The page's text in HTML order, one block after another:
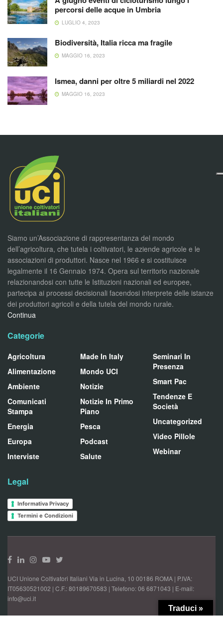
percorsi delle acque in Umbria
LUGLIO 4, 2023
Biodiversità, Italia ricca ma fragile
MAGGIO 16, 2023
Ismea, danni per oltre 5 miliardi nel 2022
MAGGIO 16, 2023
Siamo un’Associazione di rappresentanza del mondo
dell’agricoltura, che tutela i coltivatori, le aziende agricole e le
associazioni di produttori. Nasce nel 1966 e si costituisce
legalmente il 16 Gennaio 1974. Opera sul territorio nazionale
relazionandosi con tutte le Istituzioni nazionali ed europee,
partecipa ai processi decisionali facendosi interprete delle istanze
dei produttori agricoli e della tutela del mondo rurale.
Continua
Categorie
Agricoltura
Alimentazione
Ambiente
Comunicati
Stampa
Energia
Europa
Interviste
Made In Italy
Mondo UCI
Notizie
Notizie In Primo
Piano
Pesca
Podcast
Salute
Seminari In
Presenza
Smart Pac
Tendenze E
Società
Uncategorized
Video Pillole
Webinar
Legal
Informativa Privacy
Termini e Condizioni
UCI Unione Coltivatori Italiani Via in Lucina, 10 00186 ROMA | P.IVA:
IT05630521002 | C.F.: 80189670583 | Telefono: 06 6871043 | E-mail:
info@uci.it
Traduci »